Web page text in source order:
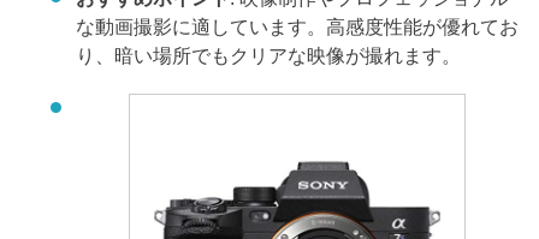
な動画撮影に適しています。高感度性能が優れてお
り、暗い場所でもクリアな映像が撮れます。